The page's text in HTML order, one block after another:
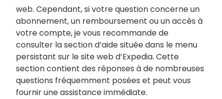
web. Cependant, si votre question concerne un
abonnement, un remboursement ou un accès à
votre compte, je vous recommande de
consulter la section d’aide située dans le menu
persistant sur le site web d’Expedia. Cette
section contient des réponses à de nombreuses
questions fréquemment posées et peut vous
fournir une assistance immédiate.